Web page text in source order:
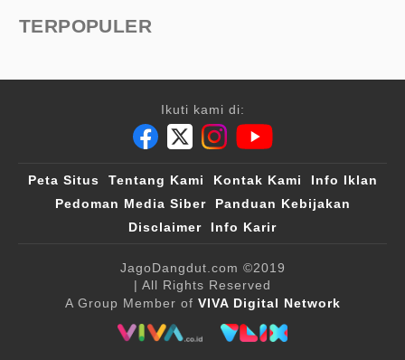
TERPOPULER
Ikuti kami di:
Peta Situs Tentang Kami Kontak Kami
Info Iklan
Pedoman Media Siber
Panduan Kebijakan
Disclaimer
Info Karir
JagoDangdut.com ©2019
| All Rights Reserved
A Group Member of VIVA Digital Network